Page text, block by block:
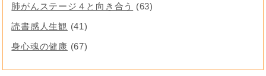
肺がんステージ４と向き合う
(63)
読書感人生観 (41)
身心魂の健康 (67)